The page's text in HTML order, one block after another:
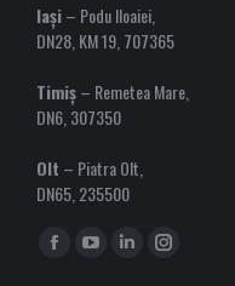
Iași– Podu Iloaiei,
DN28, KM 19, 707365
Timiș– Remetea Mare,
DN6, 307350
Olt – Piatra Olt,
DN65, 235500
Find us on:
FacebookYouTubeLinkedinInstagram